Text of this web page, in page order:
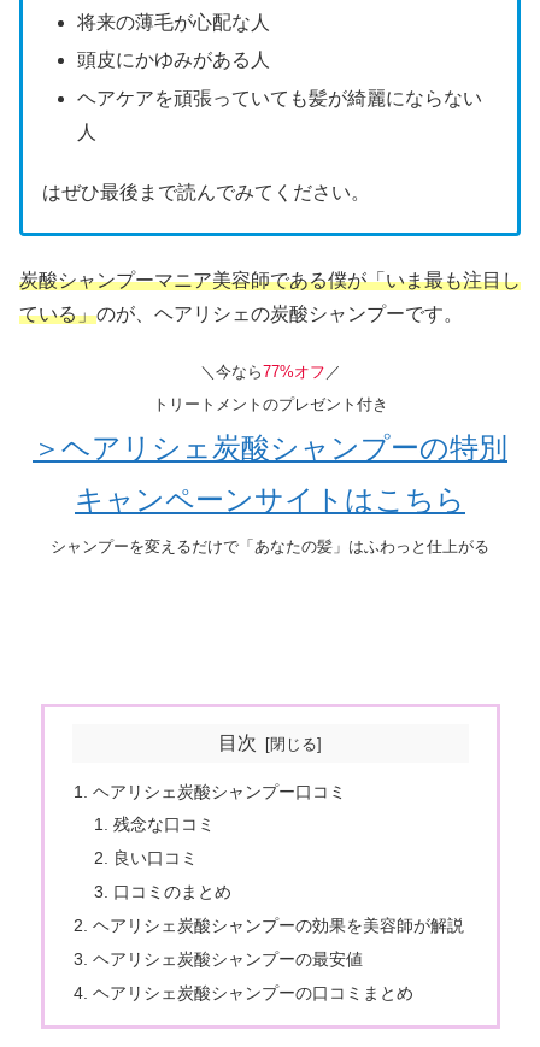
将来の薄毛が心配な人
頭皮にかゆみがある人
ヘアケアを頑張っていても髪が綺麗にならない
人
はぜひ最後まで読んでみてください。
炭酸シャンプーマニア美容師である僕が「いま最も注目し
ている」のが、ヘアリシェの炭酸シャンプーです。
＼今なら77%オフ ／
トリートメントのプレゼント付き
＞ヘアリシェ炭酸シャンプーの特別
キャンペーンサイトはこちら
シャンプーを変えるだけで「あなたの髪」はふわっと仕上がる
目次
ヘアリシェ炭酸シャンプー口コミ
残念な口コミ
良い口コミ
口コミのまとめ
ヘアリシェ炭酸シャンプーの効果を美容師が解説
ヘアリシェ炭酸シャンプーの最安値
ヘアリシェ炭酸シャンプーの口コミまとめ